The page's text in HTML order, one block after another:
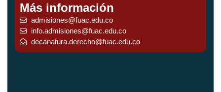
Más información
admisiones@fuac.edu.co
info.admisiones@fuac.edu.co
decanatura.derecho@fuac.edu.co